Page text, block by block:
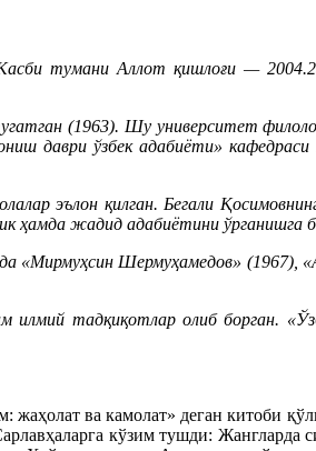
тумани Аллот қишлоғи —
(1963). Шу университет
даври ўзбек адабиёти»
эълон қилган. Бегали
ҳамда жадид адабиётини ўрганишга
«Мирмуҳсин Шермуҳамедов» (1967),
илмий тадқиқотлар олиб борган.
ва камолат» деган китоби
кўзим тушди: